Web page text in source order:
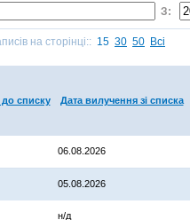
З:
на сторінці:: 15 30 50 Всі
списку Дата вилучення зі списка
06.08.2026
05.08.2026
н/д